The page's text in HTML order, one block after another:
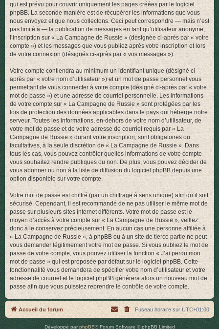
qui est prévu pour couvrir uniquement les pages créées par le logiciel
phpBB. La seconde manière est de récupérer les informations que vous
nous envoyez et que nous collectons. Ceci peut correspondre — mais n’est
pas limité à — la publication de messages en tant qu’utilisateur anonyme,
l’inscription sur « La Campagne de Russie » (désignée ci-après par « votre
compte ») et les messages que vous publiez après votre inscription et lors
de votre connexion (désignés ci-après par « vos messages »).
Votre compte contiendra au minimum un identifiant unique (désigné ci-
après par « votre nom d’utilisateur ») et un mot de passe personnel vous
permettant de vous connecter à votre compte (désigné ci-après par « votre
mot de passe ») et une adresse de courriel personnelle. Les informations
de votre compte sur « La Campagne de Russie » sont protégées par les
lois de protection des données applicables dans le pays qui héberge notre
serveur. Toutes les informations, en-dehors de votre nom d’utilisateur, de
votre mot de passe et de votre adresse de courriel requis par « La
Campagne de Russie » durant votre inscription, sont obligatoires ou
facultatives, à la seule discrétion de « La Campagne de Russie ». Dans
tous les cas, vous pouvez contrôler quelles informations de votre compte
vous souhaitez rendre publiques ou non. De plus, vous pouvez décider de
vous abonner ou non à la liste de diffusion du logiciel phpBB depuis une
option disponible sur votre compte.
Votre mot de passe est chiffré (par un chiffrage à sens unique) afin qu’il soit
sécurisé. Cependant, il est recommandé de ne pas utiliser le même mot de
passe sur plusieurs sites internet différents. Votre mot de passe est le
moyen d’accès à votre compte sur « La Campagne de Russie », veillez
donc à le conservez précieusement. En aucun cas une personne affiliée à
« La Campagne de Russie », à phpBB ou à un site de tierce partie ne peut
vous demander légitimement votre mot de passe. Si vous oubliez le mot de
passe de votre compte, vous pouvez utiliser la fonction « J’ai perdu mon
mot de passe » qui est proposée par défaut sur le logiciel phpBB. Cette
fonctionnalité vous demandera de spécifier votre nom d’utilisateur et votre
adresse de courriel et le logiciel phpBB générera alors un nouveau mot de
passe afin que vous puissiez reprendre le contrôle de votre compte.
Accueil du forum Fuseau horaire sur UTC+01:00
Développé parphpBB® Forum Software © phpBB Limited